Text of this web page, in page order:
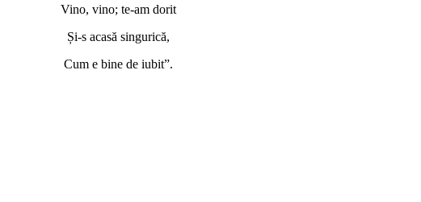
Vino, vino; te-am dorit
Și-s acasă singurică,
Cum e bine de iubit”.